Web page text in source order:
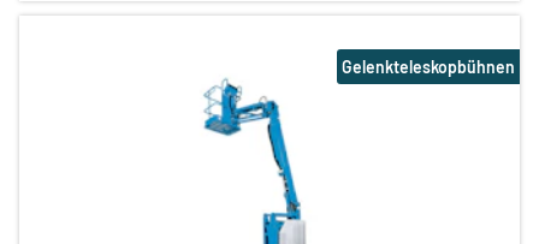
Gelenkteleskopbühnen